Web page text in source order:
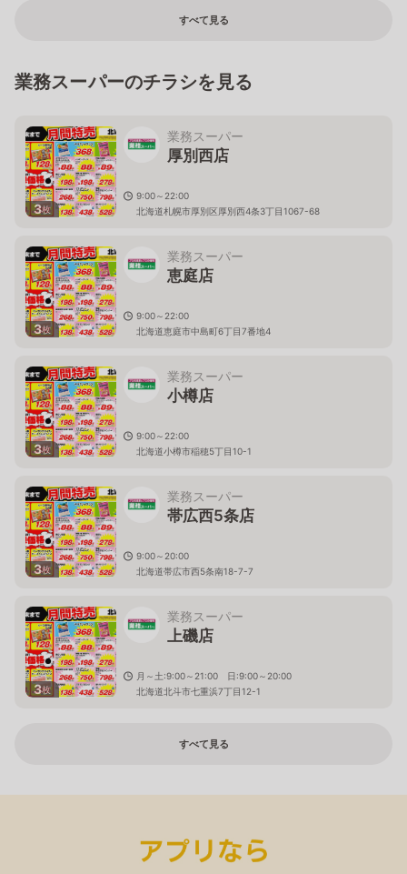
すべて見る
業務スーパーのチラシを見る
3枚
業務スーパー
厚別西店
9:00～22:00
北海道札幌市厚別区厚別西4条3丁目1067-68
3枚
業務スーパー
恵庭店
9:00～22:00
北海道恵庭市中島町6丁目7番地4
3枚
業務スーパー
小樽店
9:00～22:00
北海道小樽市稲穂5丁目10-1
3枚
業務スーパー
帯広西5条店
9:00～20:00
北海道帯広市西5条南18-7-7
3枚
業務スーパー
上磯店
月～土:9:00～21:00 日:9:00～20:00
北海道北斗市七重浜7丁目12-1
すべて見る